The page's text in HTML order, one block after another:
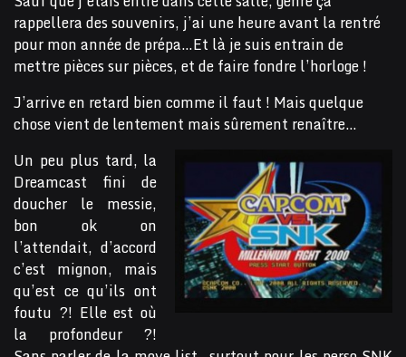
rappellera des souvenirs, j’ai une heure avant la rentré
pour mon année de prépa…Et là je suis entrain de
mettre pièces sur pièces, et de faire fondre l’horloge !
J’arrive en retard bien comme il faut ! Mais quelque
chose vient de lentement mais sûrement renaître…
Un peu plus tard, la
Dreamcast fini de
doucher le messie,
bon ok on
l’attendait, d’accord
c’est mignon, mais
qu’est ce qu’ils ont
foutu ?! Elle est où
la profondeur ?!